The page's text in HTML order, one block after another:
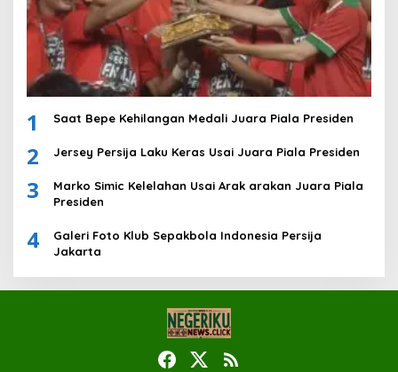
1 Saat Bepe Kehilangan Medali Juara Piala Presiden
2 Jersey Persija Laku Keras Usai Juara Piala Presiden
3
Marko Simic Kelelahan Usai Arak arakan Juara Piala
Presiden
4
Galeri Foto Klub Sepakbola Indonesia Persija
Jakarta